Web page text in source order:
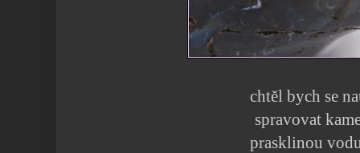
chtěl bych se
spravovat
prasklinou